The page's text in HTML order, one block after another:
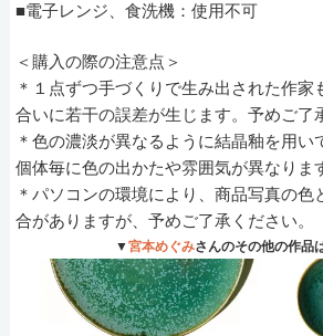
■電子レンジ、食洗機：使用不可
＜購入の際の注意点＞
＊１点ずつ手づくりで生み出された作家
合いに若干の誤差が生じます。予めご了
＊色の濃淡が異なるように結晶釉を用い
個体毎に色の出かたや雰囲気が異なりま
＊パソコンの環境により、商品写真の色
合がありますが、予めご了承ください。
▼宮本めぐみさんのその他の作品